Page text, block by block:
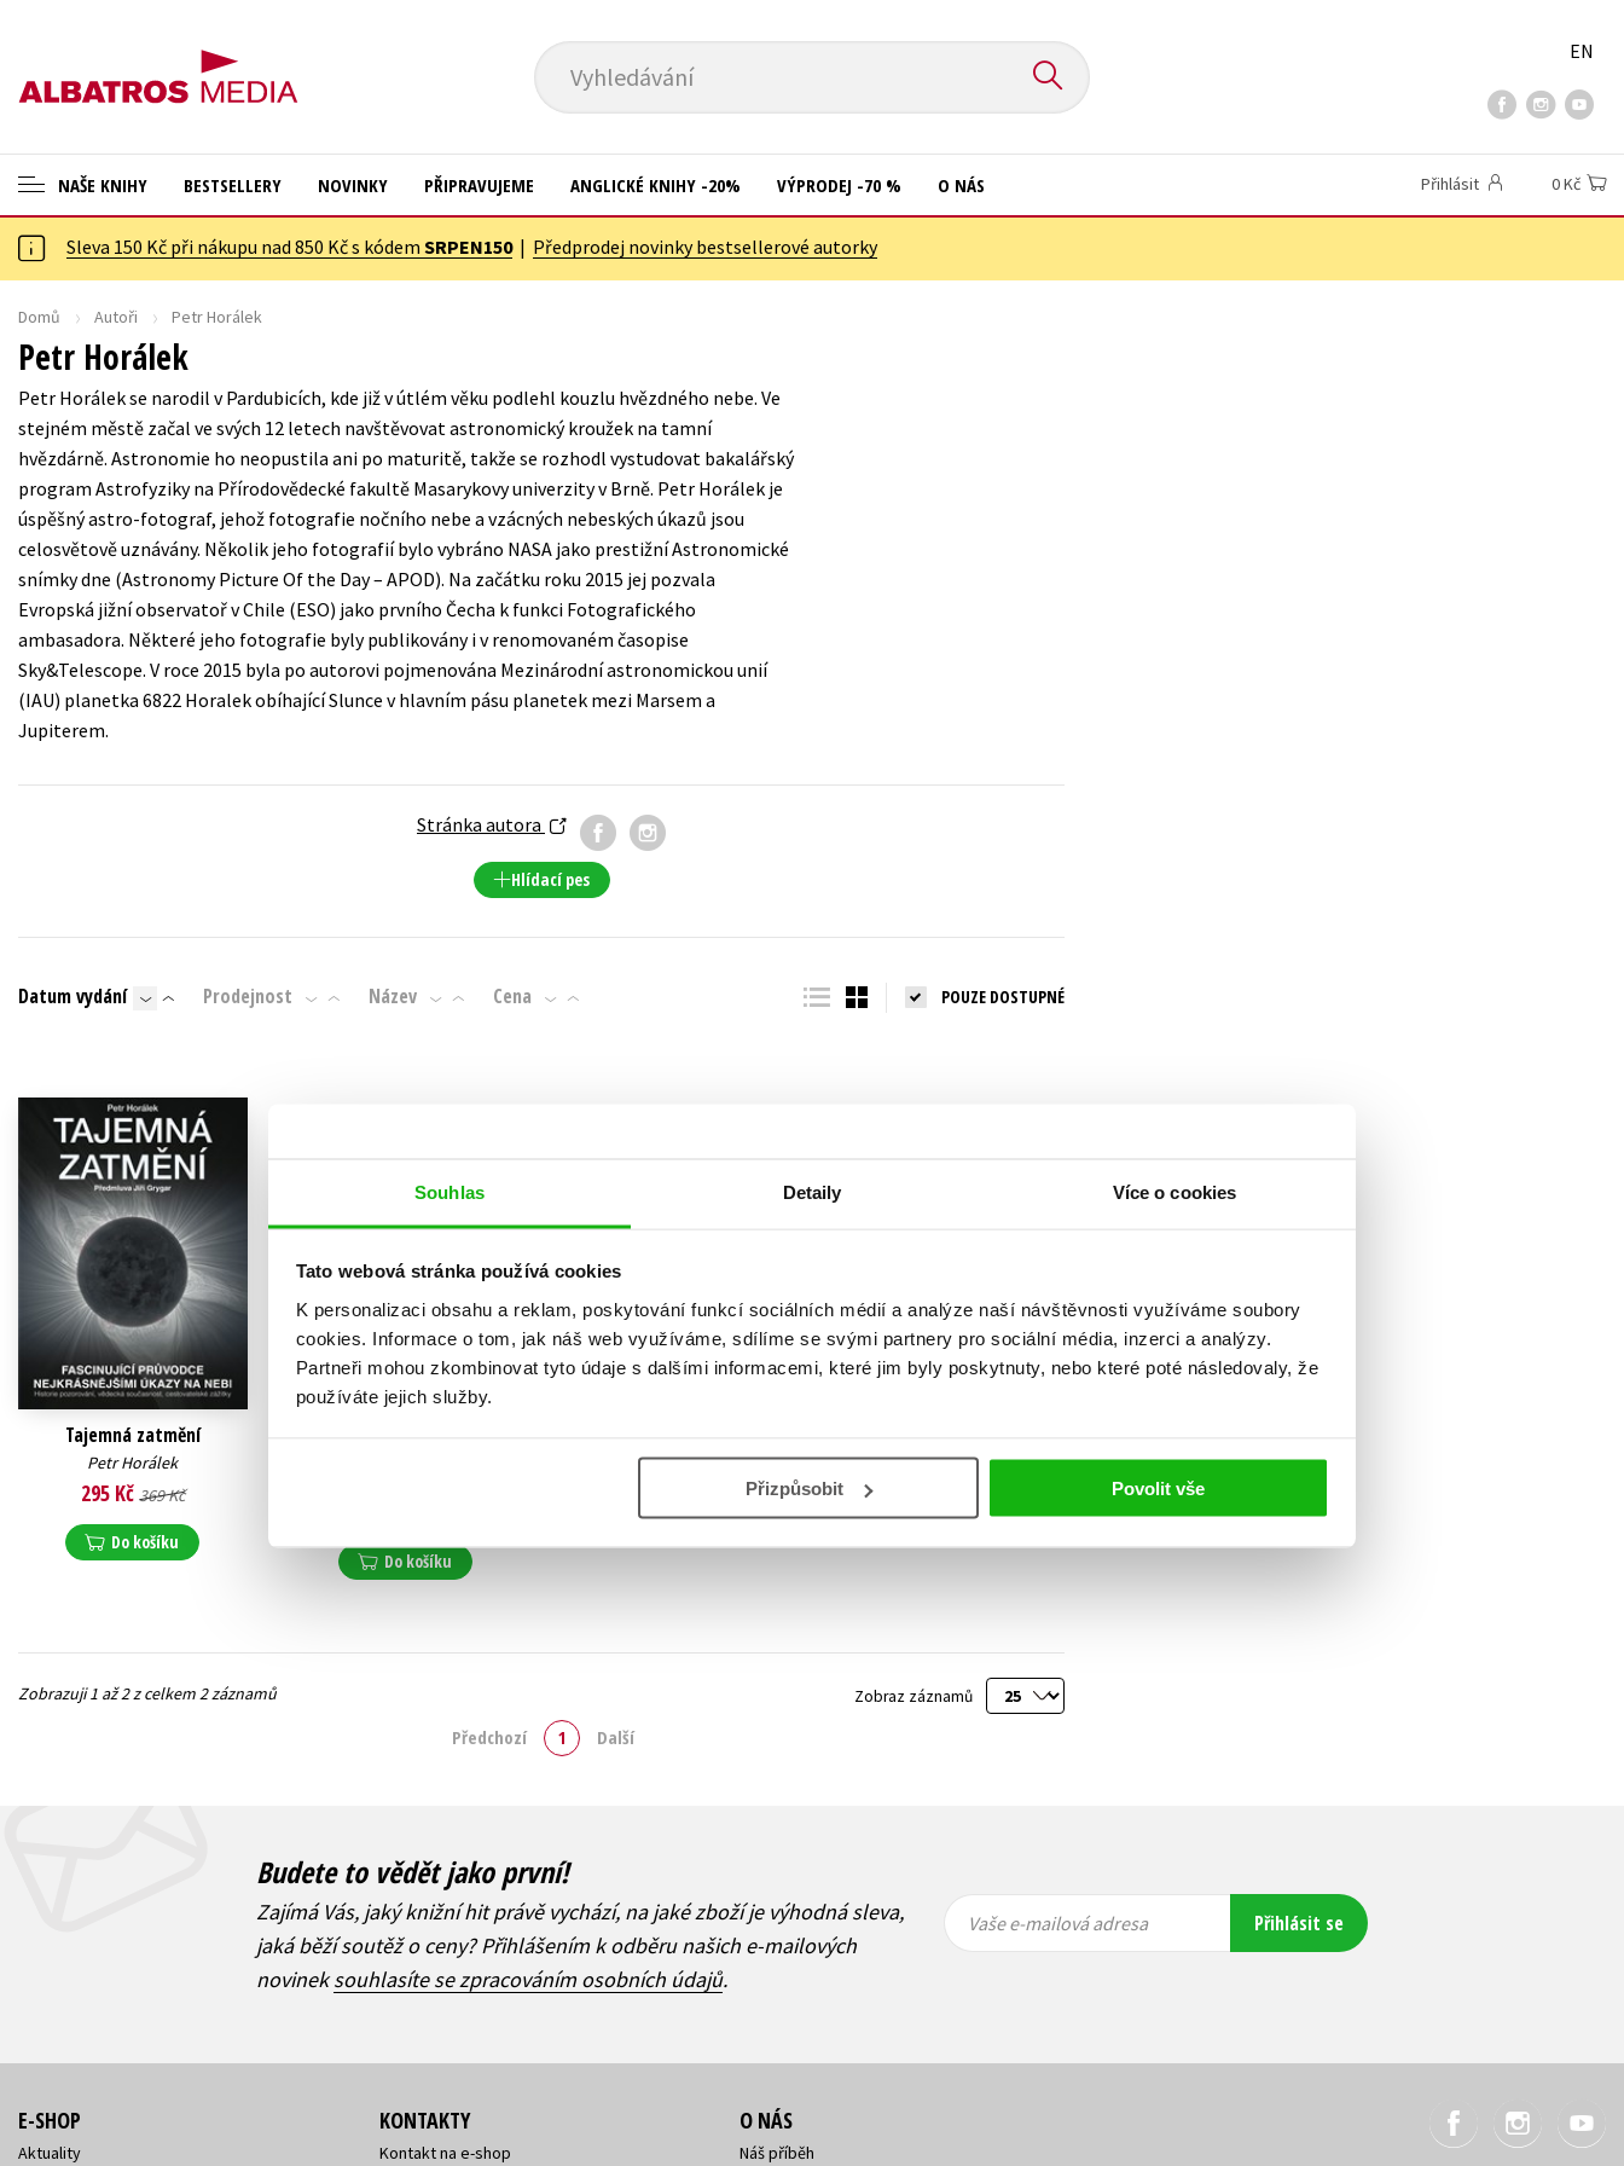
Souhlas Detaily Více o cookies
Tato webová stránka používá cookies
K personalizaci obsahu a reklam, poskytování funkcí sociálních médií a analýze naší návštěvnosti využíváme soubory
cookies. Informace o tom, jak náš web využíváme, sdílíme se svými partnery pro sociální média, inzerci a analýzy.
Partneři mohou zkombinovat tyto údaje s dalšími informacemi, které jim byly poskytnuty, nebo které poté následovaly, že
používáte jejich služby.
Přizpůsobit Povolit vše
Vyhledávání
EN
NAŠE KNIHY
ANGLICKÉ KNIHY -20 %
VÝPRODEJ -70 %
KNIHY S DÁRKEM
ASTERIX S DÁRKEM
🎁DÁRKOVÉ PUBLIKACE
✉️ DÁRKOVÉ POUKAZY
Auto - moto
Beletrie pro děti
Beletrie pro dospělé
Byznys a ekonomie
Cestování
Digitální fotografie
Esoterika a duchovní svět
Historie a military
Jazyky
Kalendáře
Kariéra a osobní rozvoj
Ostatní
Počítače
Poezie
Populárně - naučná pro dospělé
Populárně - naučné pro děti
Předškoláci
BESTSELLERY NOVINKY PŘIPRAVUJEME ANGLICKÉ KNIHY -20% VÝPRODEJ -70 % O NÁS Přihlásit 0 Kč
Sleva 150 Kč při nákupu nad 850 Kč s kódem SRPEN150| Předprodej novinky bestsellerové autorky
Domů Autoři Petr Horálek
Petr Horálek
Petr Horálek se narodil v Pardubicích, kde již v útlém věku podlehl kouzlu hvězdného nebe. Ve
stejném městě začal ve svých 12 letech navštěvovat astronomický kroužek na tamní
hvězdárně. Astronomie ho neopustila ani po maturitě, takže se rozhodl vystudovat bakalářský
program Astrofyziky na Přírodovědecké fakultě Masarykovy univerzity v Brně. Petr Horálek je
úspěšný astro-fotograf, jehož fotografie nočního nebe a vzácných nebeských úkazů jsou
celosvětově uznávány. Několik jeho fotografií bylo vybráno NASA jako prestižní Astronomické
snímky dne (Astronomy Picture Of the Day – APOD). Na začátku roku 2015 jej pozvala
Evropská jižní observatoř v Chile (ESO) jako prvního Čecha k funkci Fotografického
ambasadora. Některé jeho fotografie byly publikovány i v renomovaném časopise
Sky&Telescope. V roce 2015 byla po autorovi pojmenována Mezinárodní astronomickou unií
(IAU) planetka 6822 Horalek obíhající Slunce v hlavním pásu planetek mezi Marsem a
Jupiterem.
Stránka autora
Hlídací pes
Datum vydání Prodejnost Název Cena POUZE DOSTUPNÉ
Tajemná zatmění
Petr Horálek
295 Kč 369 Kč
Do košíku
Do košíku
Zobraz záznamů
Zobrazuji 1 až 2 z celkem 2 záznamů
Předchozí 1 Další
Budete to vědět jako první!
Zajímá Vás, jaký knižní hit právě vychází, na jaké zboží je výhodná sleva,
jaká běží soutěž o ceny? Přihlášením k odběru našich e-mailových
novineksouhlasíte se zpracováním osobních údajů.
Vaše e-
mailová
Vaše e-
mailová
Vaše e-mailová adresa Přihlásit se
E-SHOP
Aktuality
KONTAKTY
Kontakt na e-shop
O NÁS
Náš příběh